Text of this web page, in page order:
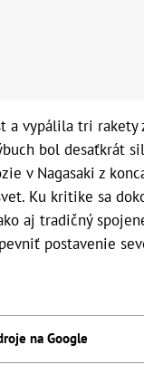
a vypálila tri rakety
bol desaťkrát
v Nagasaki z
Ku kritike sa
aj tradičný
postavenie
na Google